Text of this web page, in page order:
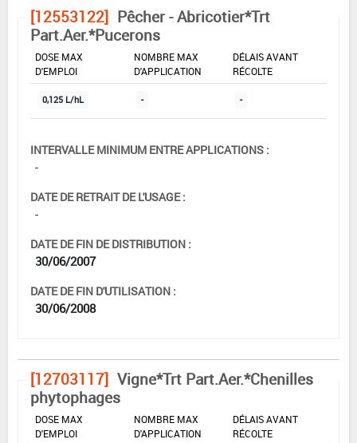
[12553122] Pêcher - Abricotier*Trt
Part.Aer.*Pucerons
DOSE MAX
D'EMPLOI
NOMBRE MAX
D'APPLICATION
DÉLAIS AVANT
RÉCOLTE
0,125 L/hL - -
INTERVALLE MINIMUM ENTRE APPLICATIONS :
-
DATE DE RETRAIT DE L'USAGE :
-
DATE DE FIN DE DISTRIBUTION :
30/06/2007
DATE DE FIN D'UTILISATION :
30/06/2008
[12703117] Vigne*Trt Part.Aer.*Chenilles
phytophages
DOSE MAX
D'EMPLOI
NOMBRE MAX
D'APPLICATION
DÉLAIS AVANT
RÉCOLTE